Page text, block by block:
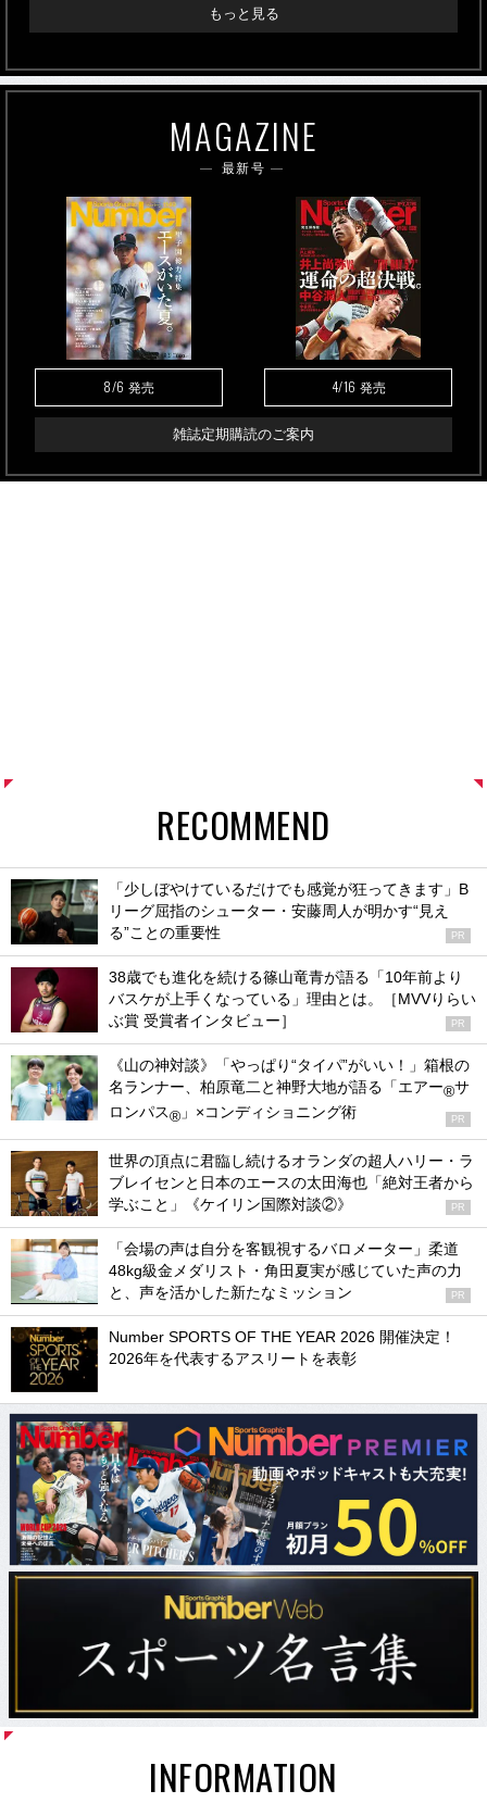
もっと見る
MAGAZINE
最新号
8/6 発売 4/16 発売
雑誌定期購読のご案内
RECOMMEND
「少しぼやけているだけでも感覚が狂ってきます」B
リーグ屈指のシューター・安藤周人が明かす“見え
る”ことの重要性
PR
38歳でも進化を続ける篠山竜青が語る「10年前より
バスケが上手くなっている」理由とは。［MVVりらい
ぶ賞 受賞者インタビュー］
PR
《山の神対談》「やっぱり“タイパ”がいい！」箱根の
名ランナー、柏原竜二と神野大地が語る「エアー®サ
ロンパス® 」×コンディショニング術 PR
世界の頂点に君臨し続けるオランダの超人ハリー・ラ
ブレイセンと日本のエースの太田海也「絶対王者から
学ぶこと」《ケイリン国際対談②》
PR
「会場の声は自分を客観視するバロメーター」柔道
48kg級金メダリスト・角田夏実が感じていた声の力
と、声を活かした新たなミッション
PR
Number SPORTS OF THE YEAR 2026 開催決定！
2026年を代表するアスリートを表彰
INFORMATION